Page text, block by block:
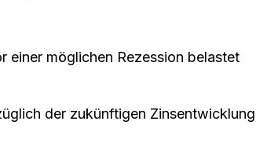
einer möglichen Rezession belastet
der zukünftigen Zinsentwicklung